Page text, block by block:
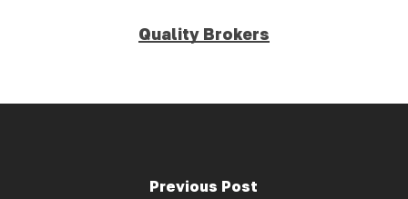
Quality Brokers
Previous Post